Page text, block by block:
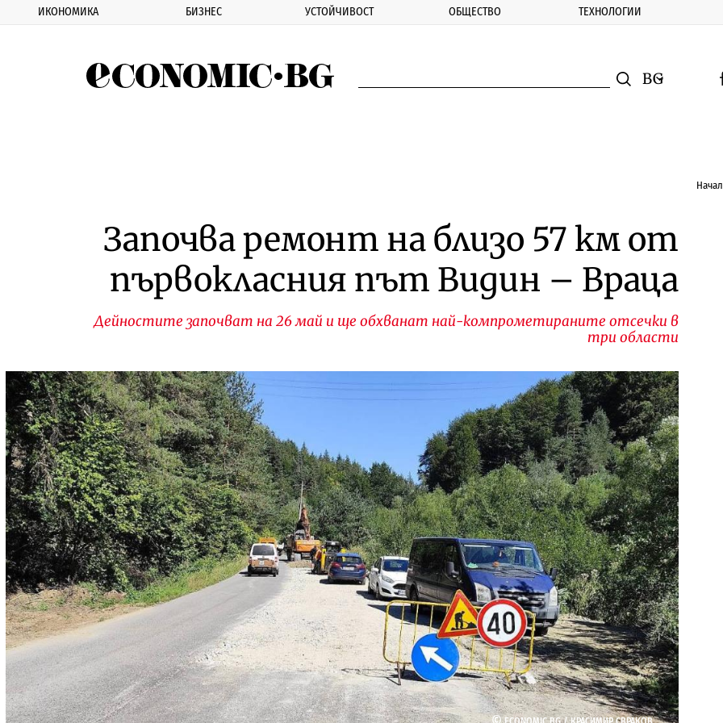
ИКОНОМИКА БИЗНЕС УСТОЙЧИВОСТ ОБЩЕСТВО ТЕХНОЛОГИИ
Смяна на
Започва ремонт на близо 57 км от
първокласния път Видин – Враца
Дейностите започват на 26 май и ще обхванат най-компрометираните отсечки в
три области